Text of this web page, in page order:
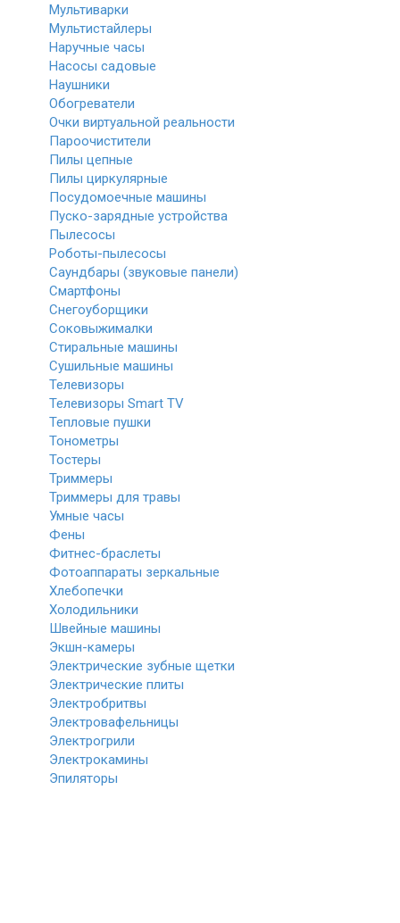
Мультиварки
Мультистайлеры
Наручные часы
Насосы садовые
Наушники
Обогреватели
Очки виртуальной реальности
Пароочистители
Пилы цепные
Пилы циркулярные
Посудомоечные машины
Пуско-зарядные устройства
Пылесосы
Роботы-пылесосы
Саундбары (звуковые панели)
Смартфоны
Снегоуборщики
Соковыжималки
Стиральные машины
Сушильные машины
Телевизоры
Телевизоры Smart TV
Тепловые пушки
Тонометры
Тостеры
Триммеры
Триммеры для травы
Умные часы
Фены
Фитнес-браслеты
Фотоаппараты зеркальные
Хлебопечки
Холодильники
Швейные машины
Экшн-камеры
Электрические зубные щетки
Электрические плиты
Электробритвы
Электровафельницы
Электрогрили
Электрокамины
Эпиляторы